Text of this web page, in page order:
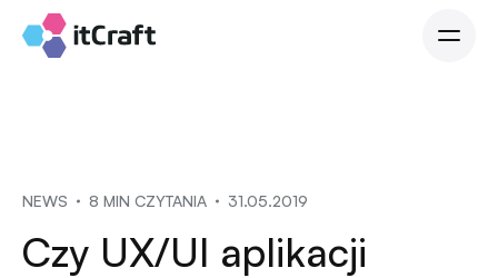
NEWS 8 MIN CZYTANIA 31.05.2019
Czy UX/UI aplikacji